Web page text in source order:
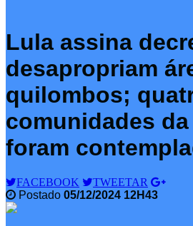
Lula assina
desapropriam
quilombos;
comunidades
foram
FACEBOOK
TWEETAR
Postado 05/12/2024 12H43